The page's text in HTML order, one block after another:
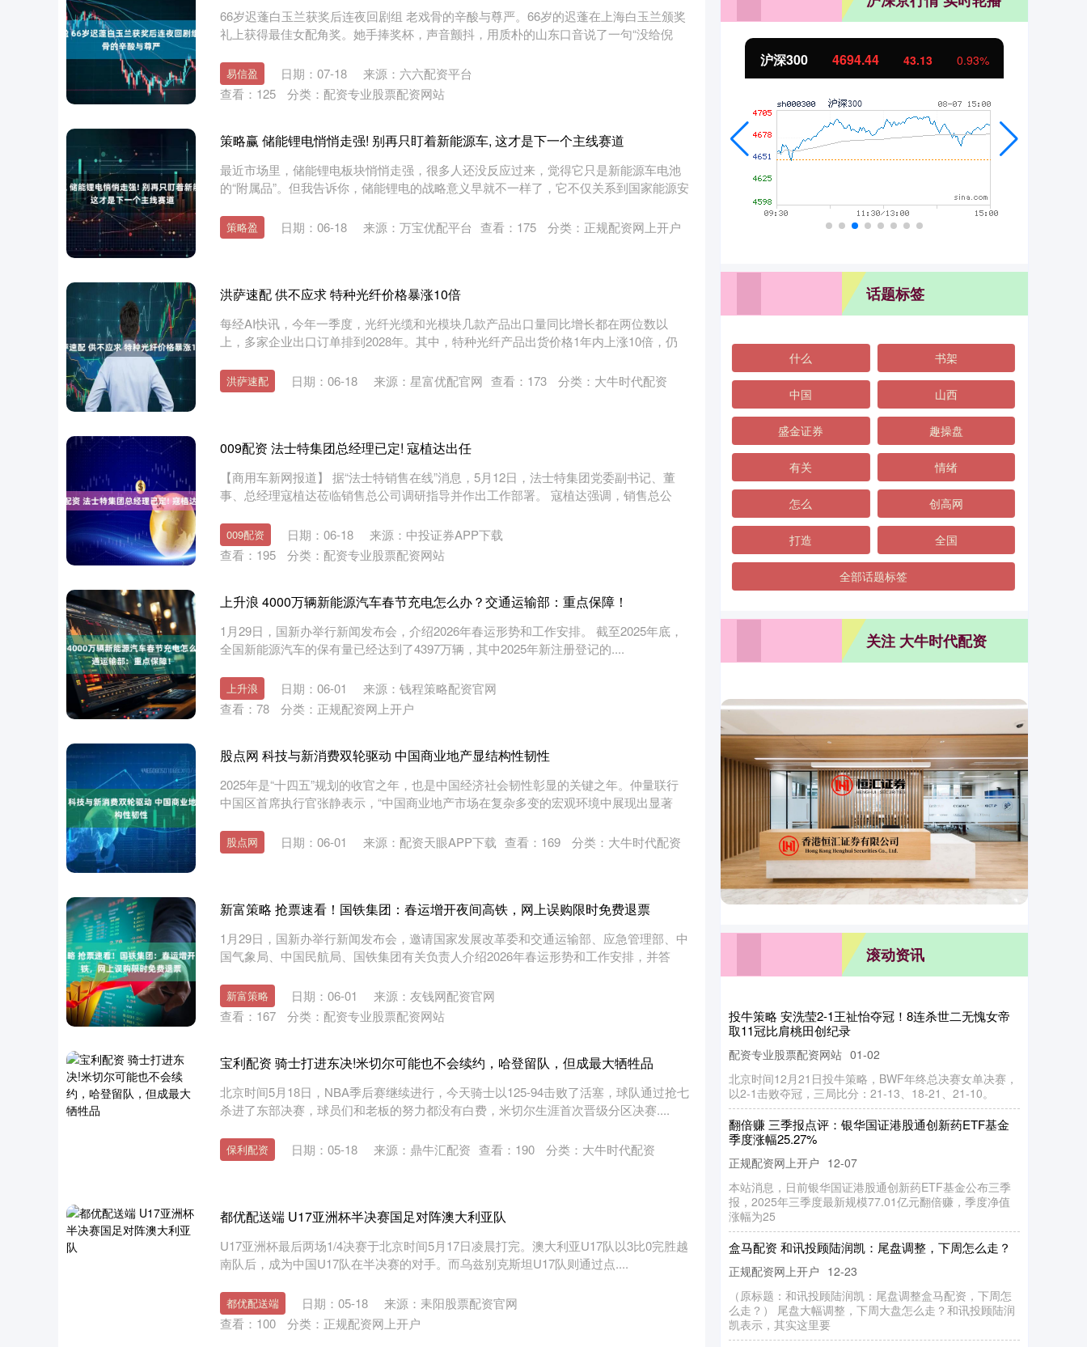
66岁迟蓬白玉兰获奖后连夜回剧组 老戏骨的辛酸与尊严。66岁的迟蓬在上海白玉兰颁奖
礼上获得最佳女配角奖。她手捧奖杯，声音颤抖，用质朴的山东口音说了一句“没给倪
易信盈 日期：07-18
来源：六六配资平台
查看： 125 分类： 配资专业股票配资网站
策略赢 储能锂电悄悄走强! 别再只盯着新能源车, 这才是下一个主线赛道
最近市场里，储能锂电板块悄悄走强，很多人还没反应过来，觉得它只是新能源车电池
的“附属品”。但我告诉你，储能锂电的战略意义早就不一样了，它不仅关系到国家能源安
策略盈 日期：06-18 来源：万宝优配平台 查看： 175 分类： 正规配资网上开户
洪萨速配 供不应求 特种光纤价格暴涨10倍
每经AI快讯，今年一季度，光纤光缆和光模块几款产品出口量同比增长都在两位数以
上，多家企业出口订单排到2028年。其中，特种光纤产品出货价格1年内上涨10倍，仍
洪萨速配 日期：06-18 来源：星富优配官网 查看： 173 分类： 大牛时代配资
009配资 法士特集团总经理已定! 寇植达出任
【商用车新网报道】 据“法士特销售在线”消息，5月12日，法士特集团党委副书记、董
事、总经理寇植达莅临销售总公司调研指导并作出工作部署。 寇植达强调，销售总公
009配资 日期：06-18
来源：中投证券APP下载
查看： 195 分类： 配资专业股票配资网站
上升浪 4000万辆新能源汽车春节充电怎么办？交通运输部：重点保障！
1月29日，国新办举行新闻发布会，介绍2026年春运形势和工作安排。 截至2025年底，
全国新能源汽车的保有量已经达到了4397万辆，其中2025年新注册登记的....
上升浪 日期：06-01
来源：钱程策略配资官网
查看： 78 分类： 正规配资网上开户
股点网 科技与新消费双轮驱动 中国商业地产显结构性韧性
2025年是“十四五”规划的收官之年，也是中国经济社会韧性彰显的关键之年。仲量联行
中国区首席执行官张静表示，“中国商业地产市场在复杂多变的宏观环境中展现出显著
股点网 日期：06-01 来源：配资天眼APP下载 查看： 169 分类： 大牛时代配资
新富策略 抢票速看！国铁集团：春运增开夜间高铁，网上误购限时免费退票
1月29日，国新办举行新闻发布会，邀请国家发展改革委和交通运输部、应急管理部、中
国气象局、中国民航局、国铁集团有关负责人介绍2026年春运形势和工作安排，并答
新富策略 日期：06-01
来源：友钱网配资官网
查看： 167 分类： 配资专业股票配资网站
宝利配资 骑士打进东决!米切尔可能也不会续约，哈登留队，但成最大牺牲品
北京时间5月18日，NBA季后赛继续进行，今天骑士以125-94击败了活塞，球队通过抢七
杀进了东部决赛，球员们和老板的努力都没有白费，米切尔生涯首次晋级分区决赛....
保利配资 日期：05-18 来源：鼎牛汇配资 查看： 190 分类： 大牛时代配资
都优配送端 U17亚洲杯半决赛国足对阵澳大利亚队
U17亚洲杯最后两场1/4决赛于北京时间5月17日凌晨打完。澳大利亚U17队以3比0完胜越
南队后，成为中国U17队在半决赛的对手。而乌兹别克斯坦U17队则通过点....
都优配送端 日期：05-18
来源：耒阳股票配资官网
查看： 100 分类： 正规配资网上开户
1.02% 深证成指 14311.01 北证50 1134.24 11.37 1.01%
话题标签
什么 书架
中国 山西
盛金证券 趣操盘
有关 情绪
怎么 创高网
打造 全国
全部话题标签
关注 大牛时代配资
滚动资讯
翻乐股 调查显示特朗普在经济问题上的支持率跌至其
总统生涯最低
正规配资网上开户 12-24
南方财经4月20日电，央视新闻消息，据美国消费者新闻与
商业频道（CNBC）报道，CNBC最新全美经济调查显示，
由于美国总
创高网 朗科科技：DRAM产品主要包括DDR3、
DDR4、DDR5等
正规配资网上开户01-06
每经AI快讯，有投资者在投资者互动平台提问：请问贵公
尚竞配资 苏州泰康之家吴园地址，如何预约参观吴园
正规配资网上开户10-05
智策管家 西南时尚产业再“上新” ，重庆朝天门大融
汇“天空买手街”启幕